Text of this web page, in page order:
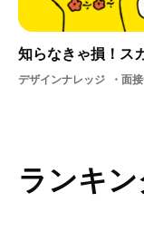
知らなきゃ損！ス
デザインナレッジ 面接デザイン就活ViViViT
ランキ